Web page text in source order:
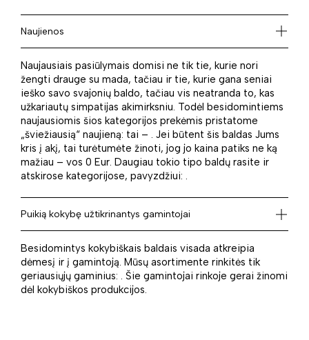
Naujienos
Naujausiais pasiūlymais domisi ne tik tie, kurie nori
žengti drauge su mada, tačiau ir tie, kurie gana seniai
ieško savo svajonių baldo, tačiau vis neatranda to, kas
užkariautų simpatijas akimirksniu. Todėl besidomintiems
naujausiomis šios kategorijos prekėmis pristatome
„šviežiausią“ naujieną: tai – . Jei būtent šis baldas Jums
kris į akį, tai turėtumėte žinoti, jog jo kaina patiks ne ką
mažiau – vos 0 Eur. Daugiau tokio tipo baldų rasite ir
atskirose kategorijose, pavyzdžiui: .
Puikią kokybę užtikrinantys gamintojai
Besidomintys kokybiškais baldais visada atkreipia
dėmesį ir į gamintoją. Mūsų asortimente rinkitės tik
geriausiųjų gaminius: . Šie gamintojai rinkoje gerai žinomi
dėl kokybiškos produkcijos.